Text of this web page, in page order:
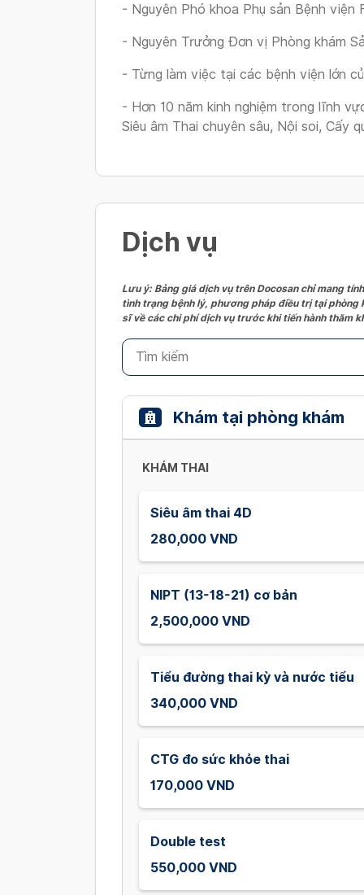
- Nguyên Phó khoa Phụ sản Bệnh viện
- Nguyên Trưởng Đơn vị Phòng khám
- Từng làm việc tại các bệnh viện lớn
- Hơn 10 năm kinh nghiệm trong lĩnh
Siêu âm Thai chuyên sâu, Nội soi, Cấy
Dịch vụ
Lưu ý: Bảng giá dịch vụ trên Docosan chỉ mang
tình trạng bệnh lý, phương pháp điều trị tại phòng
sĩ về các chi phí dịch vụ trước khi tiến hành thăm
Khám tại phòng khám
KHÁM THAI
Siêu âm thai 4D
280,000 VND
NIPT (13-18-21) cơ bản
2,500,000 VND
Tiểu đường thai kỳ và nước tiểu
340,000 VND
CTG đo sức khỏe thai
170,000 VND
Double test
550,000 VND